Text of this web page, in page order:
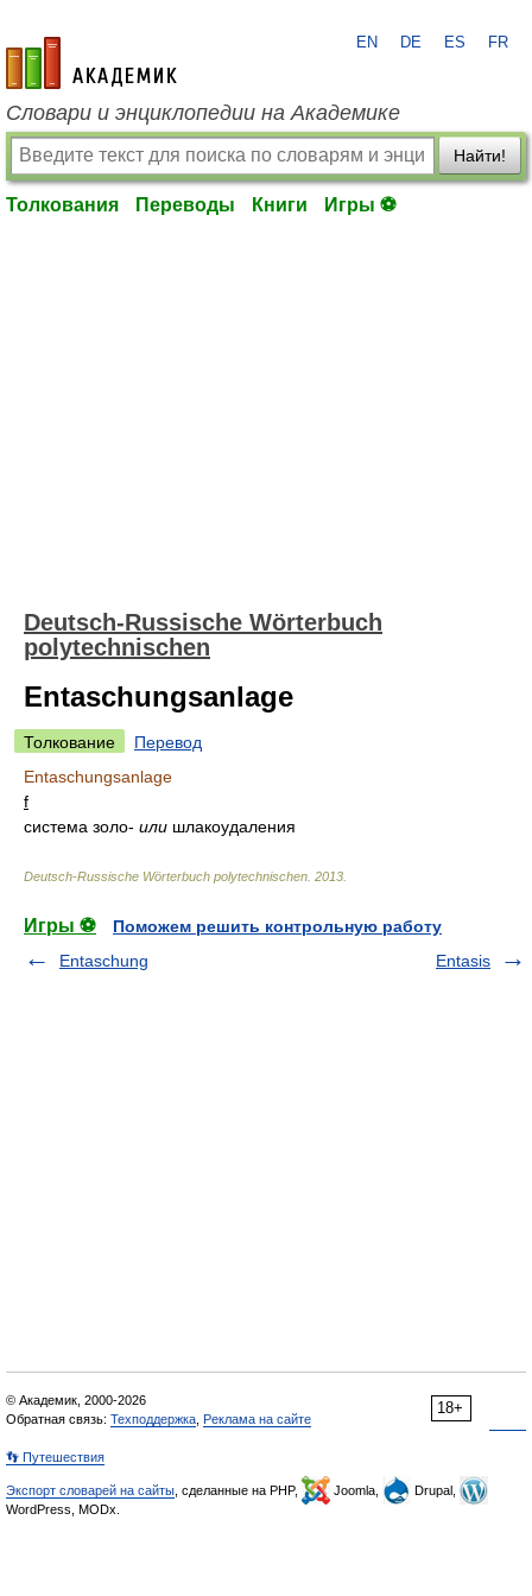
academic.ru
EN DE ES FR
Словари и энциклопедии на Академике
Найти!
Толкования Переводы Книги Игры ⚽
Deutsch-Russische Wörterbuch
polytechnischen
Entaschungsanlage
Толкование
Перевод
Entaschungsanlage
f
система золо- или шлакоудаления
Deutsch-Russische Wörterbuch polytechnischen 2013
Игры ⚽
Поможем решить контрольную работу
Entaschung
Entasis
18+
© Академик, 2000-2026
Обратная связь: Техподдержка Реклама на сайте
👣 Путешествия
Экспорт словарей на сайты , сделанные на PHP, Joomla,
Drupal,
WordPress, MODx.